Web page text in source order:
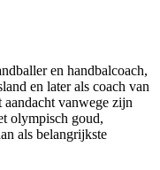
en handbalcoach,
en later als coach van
vanwege zijn
olympisch goud,
als belangrijkste